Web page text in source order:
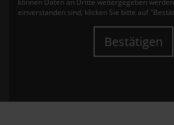
können Daten an Dritte weitergegeben
einverstanden sind, klicken Sie bitte auf
Bestätigen